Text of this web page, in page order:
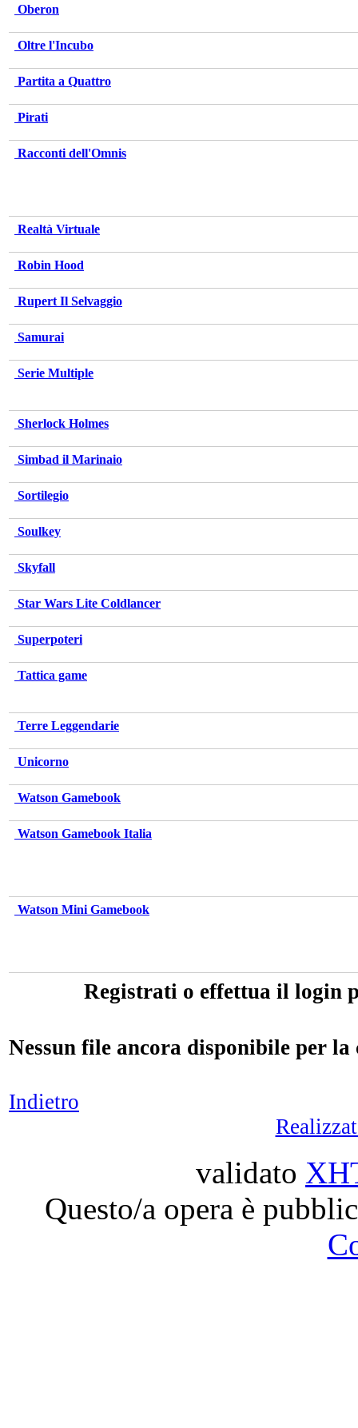
Oberon
Oltre l'Incubo
Partita a Quattro
Pirati
Racconti dell'Omnis
Realtà Virtuale
Robin Hood
Rupert Il Selvaggio
Samurai
Serie Multiple
Sherlock Holmes
Simbad il Marinaio
Sortilegio
Soulkey
Skyfall
Star Wars Lite Coldlancer
Superpoteri
Tattica game
Terre Leggendarie
Unicorno
Watson Gamebook
Watson Gamebook Italia
Watson Mini Gamebook
Registrati o effettua il login
Nessun file ancora disponibile per la
Indietro
validato
Questo/a opera è